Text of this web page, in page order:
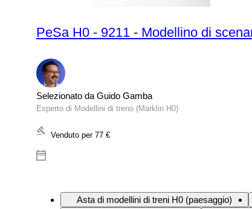
PeSa H0 - 9211 - Modellino di
Selezionato da Guido Gamba
Esperto di Modellini di treno (Märklin H0)
Venduto per 77 €
Asta di modellini di treni H0 (paesaggio)